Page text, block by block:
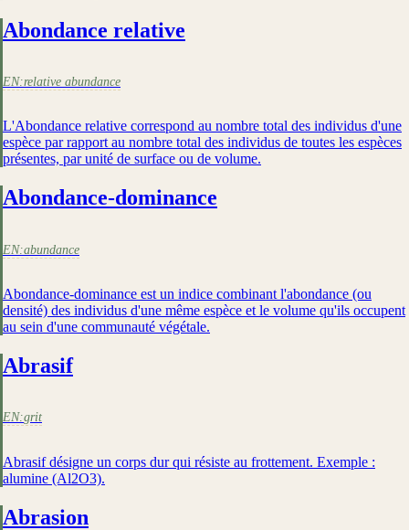
Abondance relative
EN:relative abundance
L'Abondance relative correspond au nombre total des individus d'une
espèce par rapport au nombre total des individus de toutes les espèces
présentes, par unité de surface ou de volume.
Abondance-dominance
EN:abundance
Abondance-dominance est un indice combinant l'abondance (ou
densité) des individus d'une même espèce et le volume qu'ils occupent
au sein d'une communauté végétale.
Abrasif
EN:grit
Abrasif désigne un corps dur qui résiste au frottement. Exemple :
alumine (Al2O3).
Abrasion